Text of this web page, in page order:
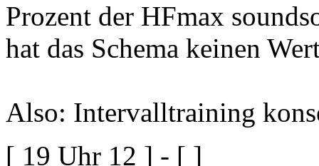
Prozent der HFmax
hat das Schema keinen
Also: Intervalltraining
[ 19 Uhr 12 ] - [ ]